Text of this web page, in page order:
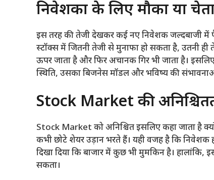
निवेशकों के लिए मौका या
इस तरह की तेजी देखकर कई नए निवेशक जल्दबाजी में
स्टॉक्स में जितनी तेजी से मुनाफा हो सकता है, उतनी
ऊपर जाता है और फिर अचानक गिर भी जाता है।
स्थिति, उसका बिजनेस मॉडल और भविष्य की
Stock Market की
Stock Market को अनिश्चित इसलिए कहा जाता है
कभी छोटे शेयर उड़ान भरते हैं। यही वजह है कि निवेशक
दिखा दिया कि बाजार में कुछ भी मुमकिन है। हालांकि,
सकता।